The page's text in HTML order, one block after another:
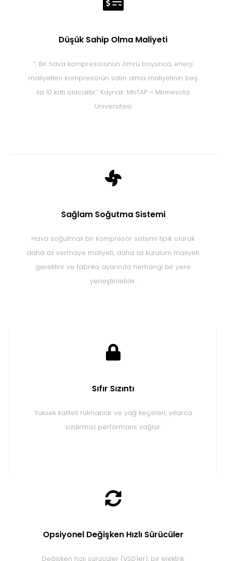
Düşük Sahip Olma Maliyeti
”…Bir hava kompresörünün ömrü boyunca, enerji
maliyetleri kompresörün satın alma maliyetinin beş
ila 10 katı olacaktır.” Kaynak: MnTAP – Minnesota
Üniversitesi
Sağlam Soğutma Sistemi
Hava soğutmalı bir kompresör sistemi tipik olarak
daha az sermaye maliyeti, daha az kurulum maliyeti
gerektirir ve fabrika ayarında herhangi bir yere
yerleştirilebilir.
Sıfır Sızıntı
Yüksek kaliteli rulmanlar ve yağ keçeleri, yıllarca
sızdırmaz performans sağlar.
Opsiyonel Değişken Hızlı Sürücüler
Değişken hızlı sürücüler (VSD'ler), bir elektrik